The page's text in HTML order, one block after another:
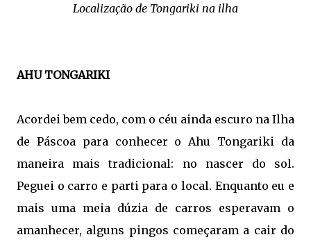
Localização de Tongariki na ilha
AHU TONGARIKI
Acordei bem cedo, com o céu ainda escuro na Ilha
de Páscoa para conhecer o Ahu Tongariki da
maneira mais tradicional: no nascer do sol.
Peguei o carro e parti para o local. Enquanto eu e
mais uma meia dúzia de carros esperavam o
amanhecer, alguns pingos começaram a cair do